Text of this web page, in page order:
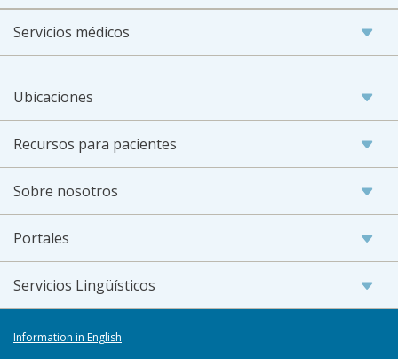
Servicios médicos
Ubicaciones
Recursos para pacientes
Sobre nosotros
Portales
Servicios Lingüísticos
Information in English